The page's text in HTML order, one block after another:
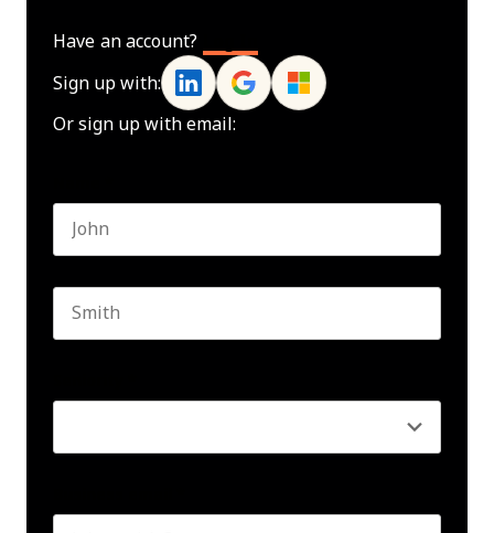
Have an account?
Sign up with:
Or sign up with email: